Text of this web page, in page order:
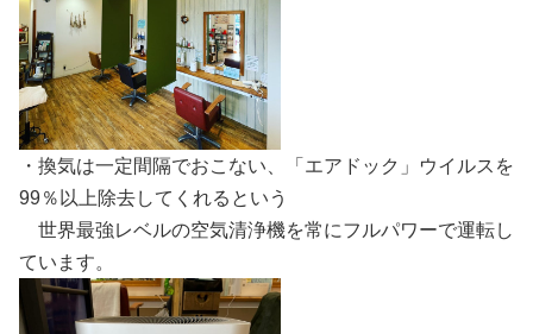
・換気は一定間隔でおこない、「エアドック」ウイルスを
99％以上除去してくれるという
世界最強レベルの空気清浄機を常にフルパワーで運転し
ています。